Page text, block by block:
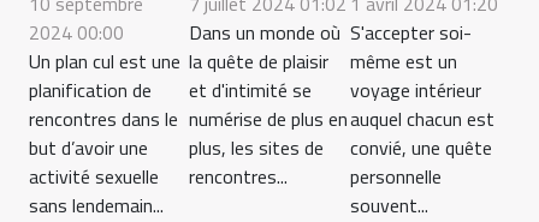
2024 00:00
Un plan cul est une
planification de
rencontres dans le
but d’avoir une
activité sexuelle
sans lendemain...
Dans un monde où
la quête de plaisir
et d'intimité se
numérise de plus en
plus, les sites de
rencontres...
S'accepter soi-
même est un
voyage intérieur
auquel chacun est
convié, une quête
personnelle
souvent...